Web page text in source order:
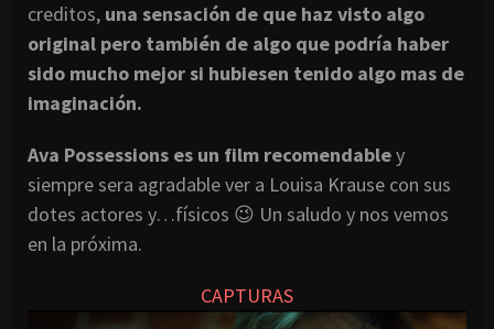
creditos, una sensación de que haz visto algo
original pero también de algo que podría haber
sido mucho mejor si hubiesen tenido algo mas de
imaginación.
Ava Possessions es un film recomendabley
siempre sera agradable ver a Louisa Krause con sus
dotes actores y…físicos 😉 Un saludo y nos vemos
en la próxima.
CAPTURAS